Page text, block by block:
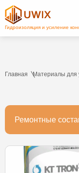
Главная Материалы для
Ремонтные